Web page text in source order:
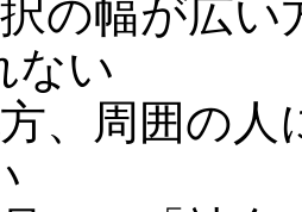
の幅が広い
ない
、周囲の人